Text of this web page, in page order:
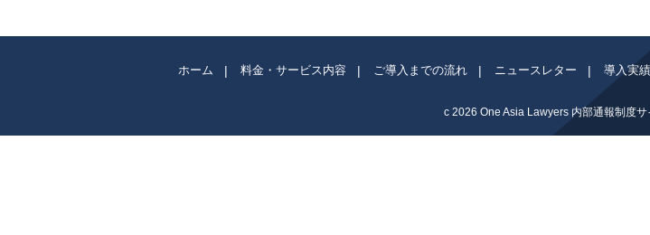
ホーム 料金・サービス内容 ご導入までの流れ ニュースレター 導入実績
c 2026 One Asia Lawyers 内部通報制度サ